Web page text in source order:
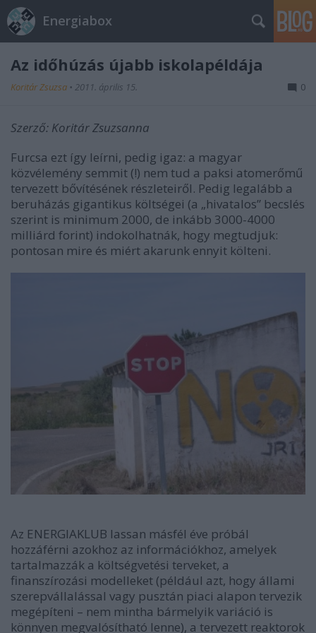
Energiabox
Az időhúzás újabb iskolapéldája
Koritár Zsuzsa • 2011. április 15. 0
Szerző: Koritár Zsuzsanna
Furcsa ezt így leírni, pedig igaz: a magyar
közvélemény semmit (!) nem tud a paksi atomerőmű
tervezett bővítésének részleteiről. Pedig legalább a
beruházás gigantikus költségei (a „hivatalos” becslés
szerint is minimum 2000, de inkább 3000-4000
milliárd forint) indokolhatnák, hogy megtudjuk:
pontosan mire és miért akarunk ennyit költeni.
Az ENERGIAKLUB lassan másfél éve próbál
hozzáférni azokhoz az információkhoz, amelyek
tartalmazzák a költségvetési terveket, a
finanszírozási modelleket (például azt, hogy állami
szerepvállalással vagy pusztán piaci alapon tervezik
megépíteni – nem mintha bármelyik variáció is
könnyen megvalósítható lenne), a tervezett reaktorok